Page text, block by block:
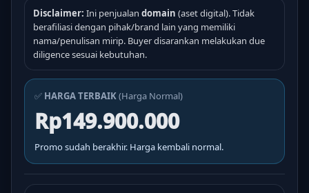
Disclaimer: Ini penjualan domain (aset digital). Tidak
berafiliasi dengan pihak/brand lain yang memiliki
nama/penulisan mirip. Buyer disarankan melakukan due
diligence sesuai kebutuhan.
✅ HARGA TERBAIK(Harga Normal)
Rp149.900.000
Promo sudah berakhir. Harga kembali normal.